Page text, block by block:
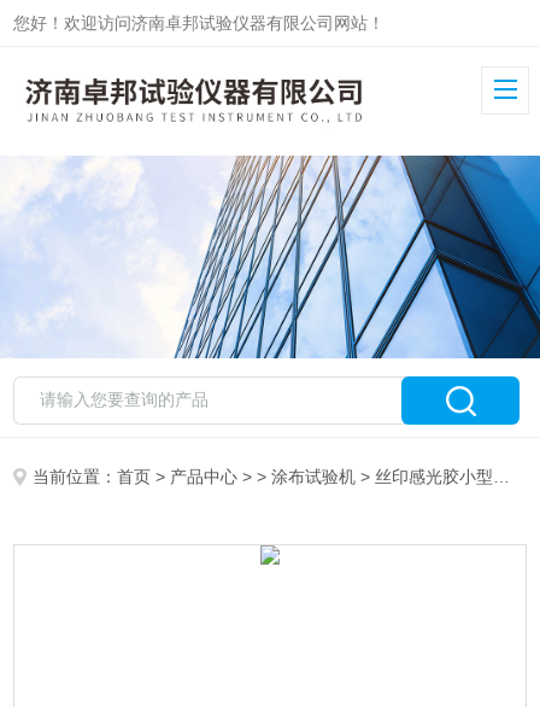
您好！欢迎访问济南卓邦试验仪器有限公司网站！
当前位置：首页 > 产品中心 > >涂布试验机 > 丝印感光胶小型涂布机